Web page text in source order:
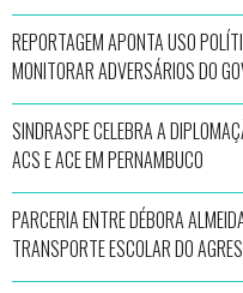
REPORTAGEM APONTA USO
MONITORAR ADVERSÁRIOS DO
SINDRASPE CELEBRA A
ACS E ACE EM PERNAMBUCO
PARCERIA ENTRE DÉBORA
TRANSPORTE ESCOLAR DO